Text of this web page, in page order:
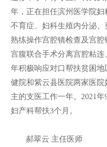
年，正在担任滨州医学院
不育症、妇科生殖内分泌、
熟练操作宫腔镜检查及宫
宫腹联合手术分离宫腔粘
年积极响应对口帮扶贫困
健院和紫云县医院两家医
主的支医工作一年。2021
妇产科帮扶3个月。
郝翠云 主任医师